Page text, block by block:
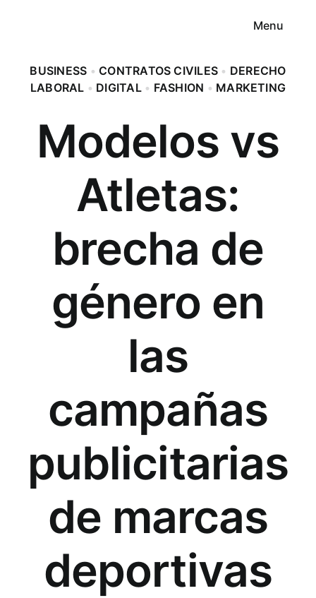
Menu
BUSINESS •CONTRATOS CIVILES • DERECHO
LABORAL • DIGITAL• FASHION • MARKETING
Modelos vs
Atletas:
brecha de
género en
las
campañas
publicitarias
de marcas
deportivas